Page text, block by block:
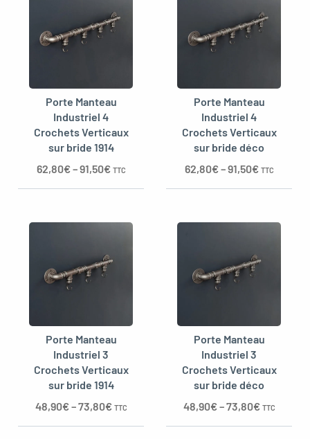
Porte Manteau
Industriel 4
Crochets Verticaux
sur bride 1914
62,80€–91,50€ TTC
Porte Manteau
Industriel 4
Crochets Verticaux
sur bride déco
62,80€–91,50€ TTC
Porte Manteau
Industriel 3
Crochets Verticaux
sur bride 1914
48,90€–73,80€ TTC
Porte Manteau
Industriel 3
Crochets Verticaux
sur bride déco
48,90€–73,80€ TTC
menu